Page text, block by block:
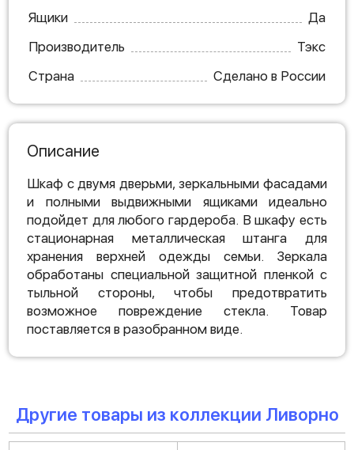
Ящики
Да
Производитель
Тэкс
Страна
Сделано в России
Описание
Шкаф с двумя дверьми, зеркальными фасадами
и полными выдвижными ящиками идеально
подойдет для любого гардероба. В шкафу есть
стационарная металлическая штанга для
хранения верхней одежды семьи. Зеркала
обработаны специальной защитной пленкой с
тыльной стороны, чтобы предотвратить
возможное повреждение стекла. Товар
поставляется в разобранном виде.
Другие товары из коллекции Ливорно